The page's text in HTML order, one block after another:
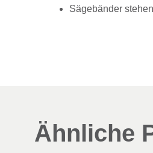
Sägebänder
Ähnliche